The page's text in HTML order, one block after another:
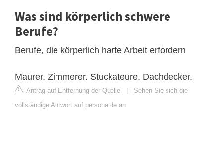
Was sind körperlich schwere
Berufe?
Berufe, die körperlich harte Arbeit erfordern
Maurer. Zimmerer. Stuckateure. Dachdecker.
Antrag auf Entfernung der Quelle | Sehen Sie sich die
vollständige Antwort auf persona.de an